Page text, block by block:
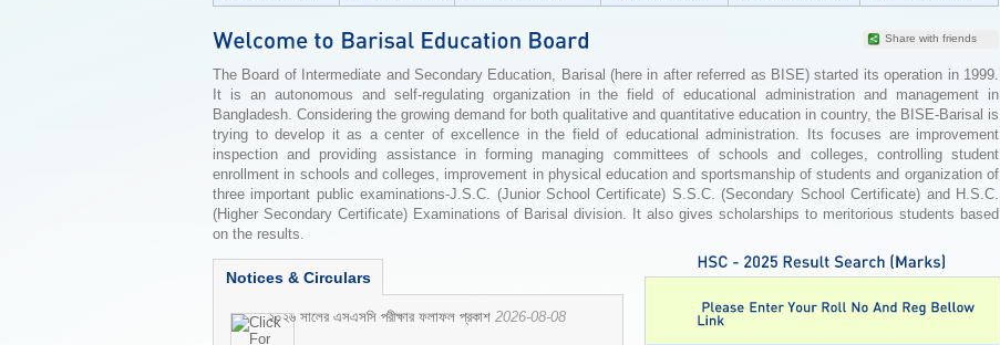
Share with friends
The Board of Intermediate and Secondary Education, Barisal (here in after referred as BISE) started its operation in 1999.
It is an autonomous and self-regulating organization in the field of educational administration and management in
Bangladesh. Considering the growing demand for both qualitative and quantitative education in country, the BISE-Barisal is
trying to develop it as a center of excellence in the field of educational administration. Its focuses are improvement
inspection and providing assistance in forming managing committees of schools and colleges, controlling student
enrollment in schools and colleges, improvement in physical education and sportsmanship of students and organization of
three important public examinations-J.S.C. (Junior School Certificate) S.S.C. (Secondary School Certificate) and H.S.C.
(Higher Secondary Certificate) Examinations of Barisal division. It also gives scholarships to meritorious students based
on the results.
Notices & Circulars
২০২৬ সালের এসএসসি পরীক্ষার ফলাফল প্রকাশ 2026-08-08